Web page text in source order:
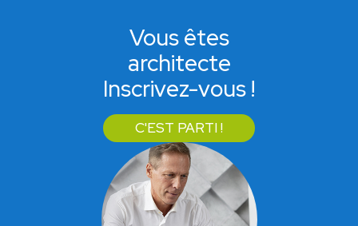
Vous êtes
architecte
Inscrivez-vous !
C'EST PARTI !